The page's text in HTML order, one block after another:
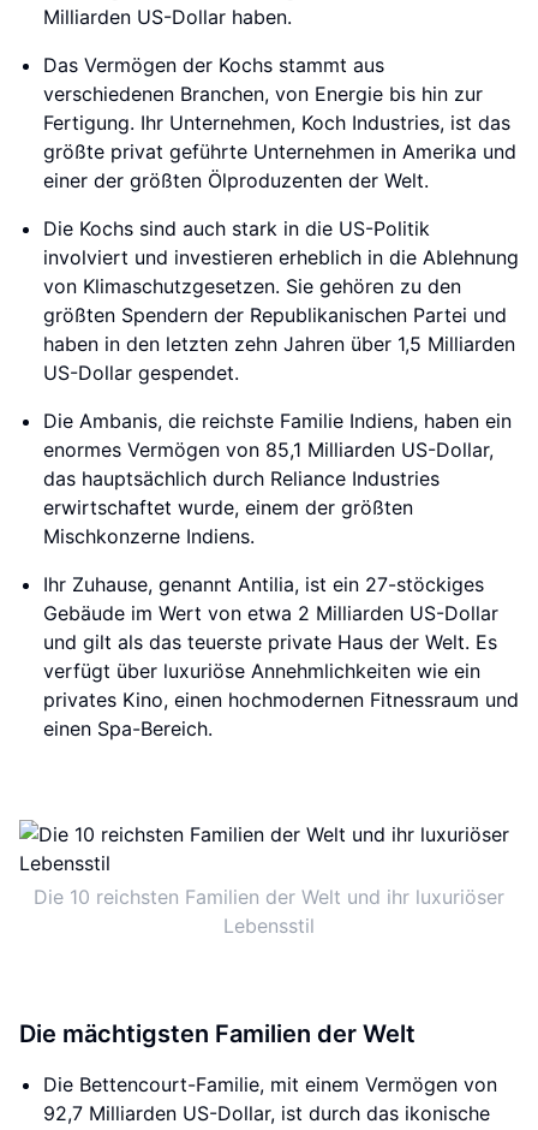
Milliarden US-Dollar haben.
Das Vermögen der Kochs stammt aus
verschiedenen Branchen, von Energie bis hin zur
Fertigung. Ihr Unternehmen, Koch Industries, ist das
größte privat geführte Unternehmen in Amerika und
einer der größten Ölproduzenten der Welt.
Die Kochs sind auch stark in die US-Politik
involviert und investieren erheblich in die Ablehnung
von Klimaschutzgesetzen. Sie gehören zu den
größten Spendern der Republikanischen Partei und
haben in den letzten zehn Jahren über 1,5 Milliarden
US-Dollar gespendet.
Die Ambanis, die reichste Familie Indiens, haben ein
enormes Vermögen von 85,1 Milliarden US-Dollar,
das hauptsächlich durch Reliance Industries
erwirtschaftet wurde, einem der größten
Mischkonzerne Indiens.
Ihr Zuhause, genannt Antilia, ist ein 27-stöckiges
Gebäude im Wert von etwa 2 Milliarden US-Dollar
und gilt als das teuerste private Haus der Welt. Es
verfügt über luxuriöse Annehmlichkeiten wie ein
privates Kino, einen hochmodernen Fitnessraum und
einen Spa-Bereich.
Die 10 reichsten Familien der Welt und ihr luxuriöser
Lebensstil
Die mächtigsten Familien der Welt
Die Bettencourt-Familie, mit einem Vermögen von
92,7 Milliarden US-Dollar, ist durch das ikonische